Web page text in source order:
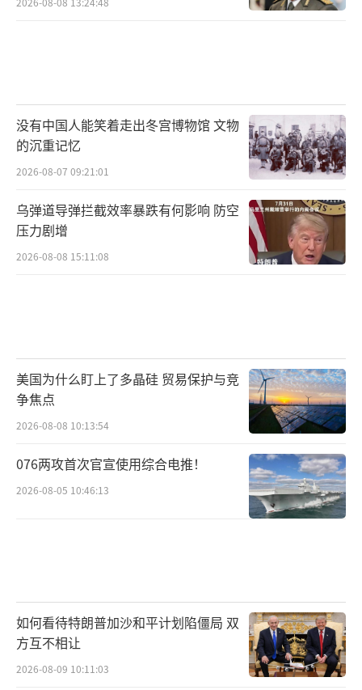
没有中国人能笑着走出冬宫博物馆 文物
的沉重记忆
2026-08-07 09:21:01
乌弹道导弹拦截效率暴跌有何影响 防空
压力剧增
2026-08-08 15:11:08
美国为什么盯上了多晶硅 贸易保护与竞
争焦点
2026-08-08 10:13:54
076两攻首次官宣使用综合电推！
2026-08-05 10:46:13
如何看待特朗普加沙和平计划陷僵局 双
方互不相让
2026-08-09 10:11:03